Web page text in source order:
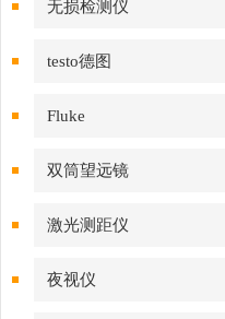
无损检测仪
testo德图
Fluke
双筒望远镜
激光测距仪
夜视仪